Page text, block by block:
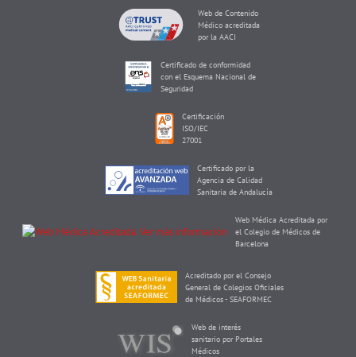
Web de Contenido
Médico acreditada
por la AACI
Certificado de conformidad
con el Esquema Nacional de
Seguridad
Certificación
ISO/IEC
27001
Certificado por la
Agencia de Calidad
Sanitaria de Andalucía
Web Médica Acreditada por
el Colegio de Médicos de
Barcelona
Acreditado por el Consejo
General de Colegios Oficiales
de Médicos - SEAFORMEC
Web de interés
sanitario por Portales
Médicos